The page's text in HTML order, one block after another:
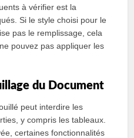
à vérifier est la
Si le style choisi pour le
pas le remplissage, cela
pouvez pas appliquer les
du Document
peut interdire les
y compris les tableaux.
certaines fonctionnalités